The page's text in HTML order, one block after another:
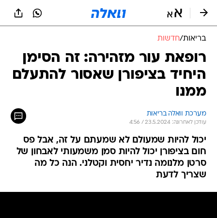
בריאות/חדשות
רופאת עור מזהירה: זה הסימן
היחיד בציפורן שאסור להתעלם
ממנו
מערכת וואלה בריאות
עודכן לאחרונה: 23.5.2024 / 4:56
יכול להיות שמעולם לא שמעתם על זה, אבל פס
חום בציפורן יכול להיות סמן משמעותי לאבחון של
סרטן מלנומה נדיר יחסית וקטלני. הנה כל מה
שצריך לדעת